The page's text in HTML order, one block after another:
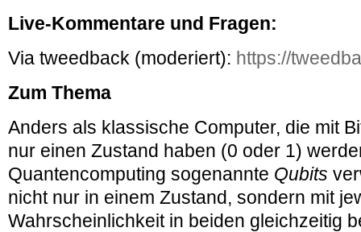
Live-Kommentare und Fragen:
Via tweedback (moderiert): https://
Zum Thema
Anders als klassische Computer, die mit
nur einen Zustand haben (0 oder 1)
Quantencomputing sogenannte Qubits
nicht nur in einem Zustand, sondern mit
Wahrscheinlichkeit in beiden gleichzeitig